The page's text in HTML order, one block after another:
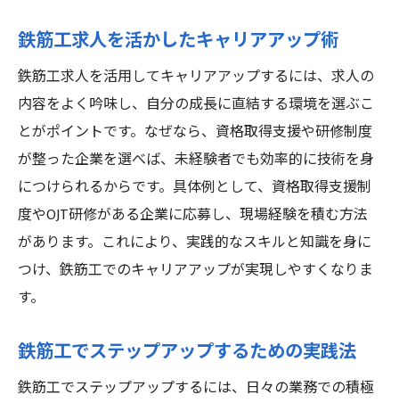
鉄筋工求人を活かしたキャリアアップ術
鉄筋工求人を活用してキャリアアップするには、求人の
内容をよく吟味し、自分の成長に直結する環境を選ぶこ
とがポイントです。なぜなら、資格取得支援や研修制度
が整った企業を選べば、未経験者でも効率的に技術を身
につけられるからです。具体例として、資格取得支援制
度やOJT研修がある企業に応募し、現場経験を積む方法
があります。これにより、実践的なスキルと知識を身に
つけ、鉄筋工でのキャリアアップが実現しやすくなりま
す。
鉄筋工でステップアップするための実践法
鉄筋工でステップアップするには、日々の業務での積極